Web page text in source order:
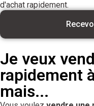
d'achat rapidement.
Je veux
rapidement
mais...